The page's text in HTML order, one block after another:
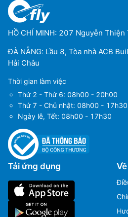
HỒ CHÍ MINH: 207 Nguyễn Thiện
ĐÀ NẴNG: Lầu 8, Tòa nhà ACB
Hải Châu
Thời gian làm việc
Thứ 2 - Thứ 6: 08h00 - 20h00
Thứ 7 - Chủ nhật: 08h00 - 17h30
Ngày lễ, Tết: 08h00 - 17h30
Tải ứng dụng